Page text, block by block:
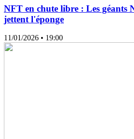
NFT en chute libre : Les géants
jettent l'éponge
11/01/2026 • 19:00